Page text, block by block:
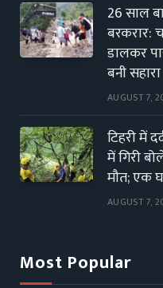
26 साल
बरकरार:
डालकर
बनी सहारा
AUGUST 7,
टिहरी में
में गिरी
मौत; एक
AUGUST 7,
Most Popular